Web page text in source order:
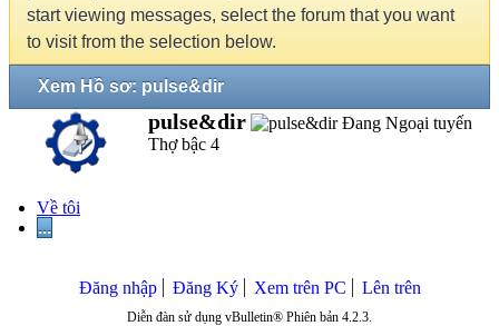
start viewing messages, select the forum that you want
to visit from the selection below.
Xem Hồ sơ: pulse&dir
pulse&dir
Thợ bậc 4
Về tôi
...
Đăng nhập Đăng Ký Xem trên PC Lên trên
Diễn đàn sử dụng vBulletin® Phiên bản 4.2.3.